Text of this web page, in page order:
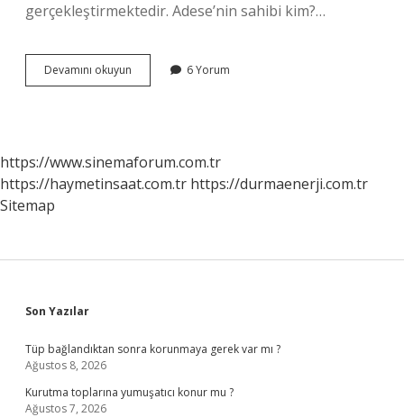
gerçekleştirmektedir. Adese’nin sahibi kim?…
Devamını okuyun
Ne
6 Yorum
https://www.sinemaforum.com.tr
https://haymetinsaat.com.tr https://durmaenerji.com.tr
Sitemap
Sidebar
Son Yazılar
Tüp bağlandıktan sonra korunmaya gerek var mı ?
Ağustos 8, 2026
Kurutma toplarına yumuşatıcı konur mu ?
Ağustos 7, 2026